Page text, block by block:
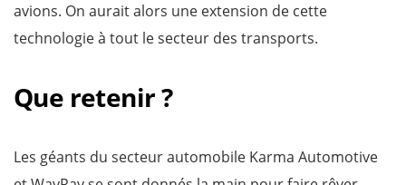
avions. On aurait alors une extension de cette
technologie à tout le secteur des transports.
Que retenir ?
Les géants du secteur automobile Karma Automotive